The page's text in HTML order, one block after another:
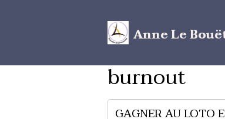
Anne Le
burnout
GAGNER AU LOTO